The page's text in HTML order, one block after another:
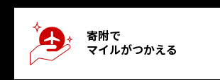
寄附で
マイルがつかえる